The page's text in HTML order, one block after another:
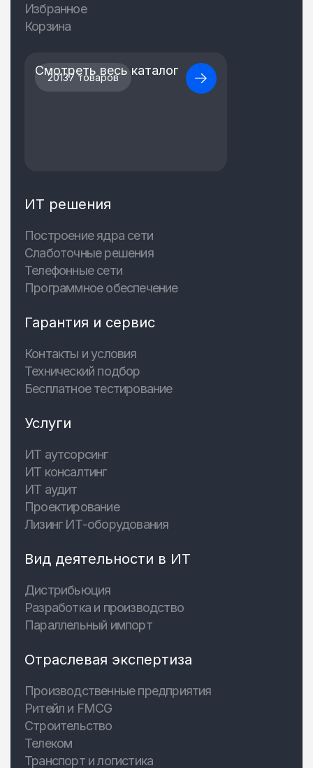
Избранное
Корзина
20137 товаров
Смотреть весь каталог
ИТ решения
Построение ядра сети
Слаботочные решения
Телефонные сети
Программное обеспечение
Гарантия и сервис
Контакты и условия
Технический подбор
Бесплатное тестирование
Услуги
ИТ аутсорсинг
ИТ консалтинг
ИТ аудит
Проектирование
Лизинг ИТ-оборудования
Вид деятельности в ИТ
Дистрибьюция
Разработка и производство
Параллельный импорт
Отраслевая экспертиза
Производственные предприятия
Ритейл и FMCG
Строительство
Телеком
Транспорт и логистика